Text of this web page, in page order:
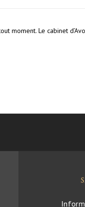
moment. Le cabinet